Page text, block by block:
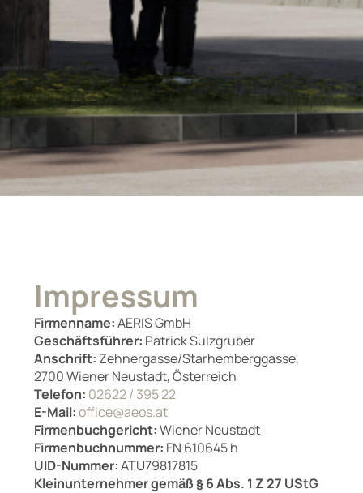
Impressum
Firmenname:AERIS GmbH
Geschäftsführer: Patrick Sulzgruber
Anschrift: Zehnergasse/Starhemberggasse,
2700 Wiener Neustadt, Österreich
Telefon: 02622 / 395 22
E-Mail: office@aeos.at
Firmenbuchgericht:Wiener Neustadt
Firmenbuchnummer: FN 610645 h
UID-Nummer:ATU79817815
Kleinunternehmer gemäß § 6 Abs. 1 Z 27 UStG